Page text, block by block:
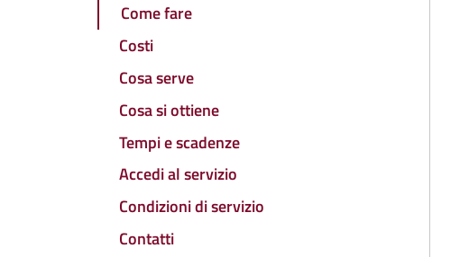
Come fare
Costi
Cosa serve
Cosa si ottiene
Tempi e scadenze
Accedi al servizio
Condizioni di servizio
Contatti